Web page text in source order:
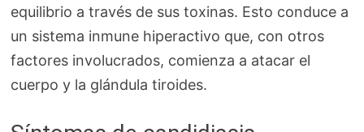
equilibrio a través de sus toxinas. Esto conduce a
un sistema inmune hiperactivo que, con otros
factores involucrados, comienza a atacar el
cuerpo y la glándula tiroides.